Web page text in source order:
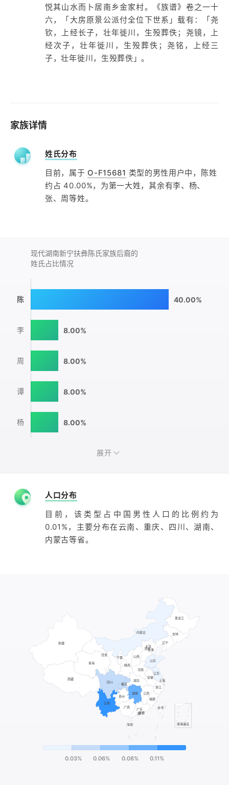
悦其山水而卜居南乡金家村。《族谱》卷之一十
六，「大房原景公派付全位下世系」载有：「尧
钦，上经长子，壮年徙川，生殁葬佚；尧镜，上
经次子，壮年徙川，生殁葬佚；尧铭，上经三
子，壮年徙川，生殁葬佚」。
家族详情
姓氏分布
目前，属于 O-F15681 类型的男性用户中，陈姓
约占 40.00%，为第一大姓，其余有李、杨、
张、周等姓。
现代湖南新宁扶彝陈氏家族后裔的
姓氏占比情况
40.00%
陈
8.00%
李
8.00%
周
8.00%
谭
8.00%
杨
展开
人口分布
目前，该类型占中国男性人口的比例约为
0.01%，主要分布在云南、重庆、四川、湖南、
内蒙古等省。
0.03% 0.06% 0.08% 0.11%